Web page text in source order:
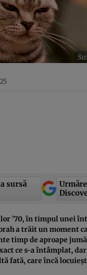
sursă
’70, în timpul unei
a trăit un moment
timp de aproape
ce s-a întâmplat,
fată, care încă